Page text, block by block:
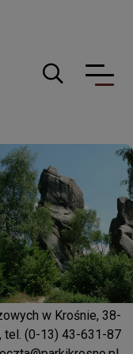
w Krośnie, 38-
tel. (0-13) 43-631-87